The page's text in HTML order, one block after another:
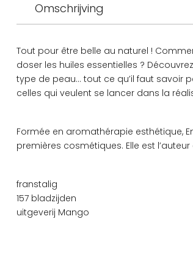
Omschrijving
Tout pour être belle au naturel !
doser les huiles essentielles ?
type de peau… tout ce qu’il faut savoir
celles qui veulent se lancer dans la
Formée en aromathérapie esthétique,
premières cosmétiques. Elle est
franstalig
157 bladzijden
uitgeverij Mango